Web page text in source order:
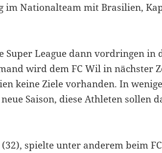
im Nationalteam mit Brasilien,
Super League dann vordringen in
wird dem FC Wil in nächster
keine Ziele vorhanden. In
Saison, diese Athleten sollen
spielte unter anderem beim